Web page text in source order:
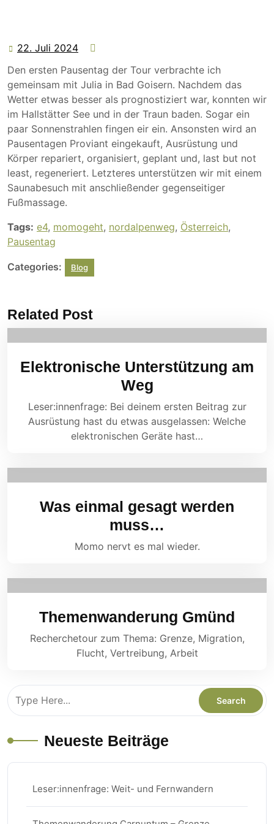
22. Juli 2024 22.
2024
Den ersten Pausentag der Tour verbrachte ich
gemeinsam mit Julia in Bad Goisern. Nachdem das
Wetter etwas besser als prognostiziert war, konnten wir
im Hallstätter See und in der Traun baden. Sogar ein
paar Sonnenstrahlen fingen eir ein. Ansonsten wird an
Pausentagen Proviant eingekauft, Ausrüstung und
Körper repariert, organisiert, geplant und, last but not
least, regeneriert. Letzteres unterstützen wir mit einem
Saunabesuch mit anschließender gegenseitiger
Fußmassage.
Tags: e4, momogeht, nordalpenweg, Österreich,
Pausentag
Categories: Blog
Related Post
Elektronische Unterstützung am
Weg
Leser:innenfrage: Bei deinem ersten Beitrag zur
Ausrüstung hast du etwas ausgelassen: Welche
elektronischen Geräte hast…
Was einmal gesagt werden
muss…
Momo nervt es mal wieder.
Themenwanderung Gmünd
Recherchetour zum Thema: Grenze, Migration,
Flucht, Vertreibung, Arbeit
Neueste Beiträge
Leser:innenfrage: Weit- und Fernwandern